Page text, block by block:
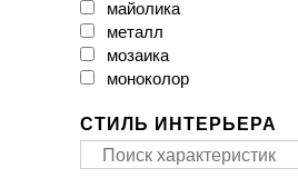
Cicogres
Click Ceramica
Cristal Ceramica
Dual Gres
EXAGRES
Ecoceramic
майолика
металл
мозаика
моноколор
оникс
паркет
пэчворк
СТИЛЬ ИНТЕРЬЕРА